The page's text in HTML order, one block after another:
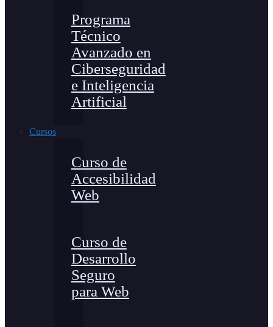
Programa
Técnico
Avanzado en
Ciberseguridad
e Inteligencia
Artificial
Cursos
Curso de
Accesibilidad
Web
Curso de
Desarrollo
Seguro
para Web